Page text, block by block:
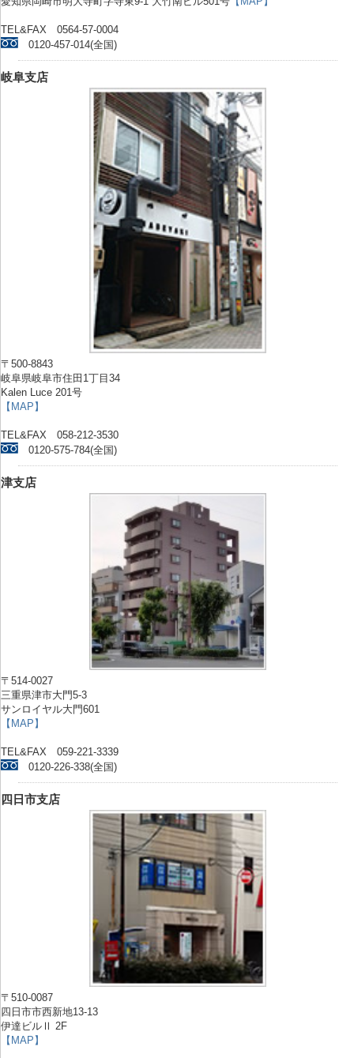
TEL&FAX 0564-57-0004
0120-457-014(全国)
岐阜支店
〒500-8843
岐阜県岐阜市住田1丁目34
Kalen Luce 201号
【MAP】
TEL&FAX 058-212-3530
0120-575-784(全国)
津支店
〒514-0027
三重県津市大門5-3
サンロイヤル大門601
【MAP】
TEL&FAX 059-221-3339
0120-226-338(全国)
四日市支店
〒510-0087
四日市市西新地13-13
伊達ビルⅡ 2F
【MAP】